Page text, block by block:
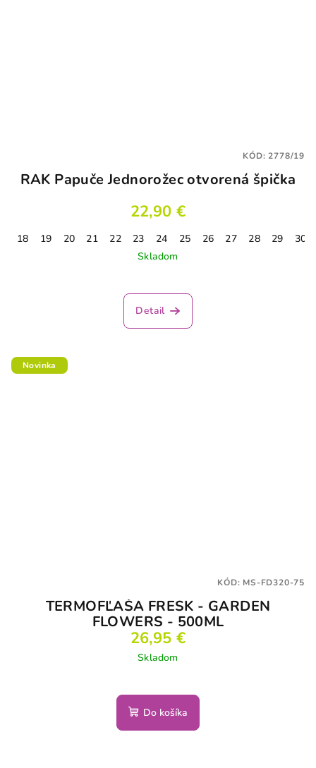
RAK Papuče Jednorožec otvorená špička
22,90 €
18 19 20 21 22 23 24 25 26 27 28 29
30
Skladom
Detail
KÓD:2778/19
Novinka
TERMOFĽAŠA FRESK - GARDEN
FLOWERS - 500ML
26,95 €
Skladom
Do košíka
KÓD: MS-FD320-75